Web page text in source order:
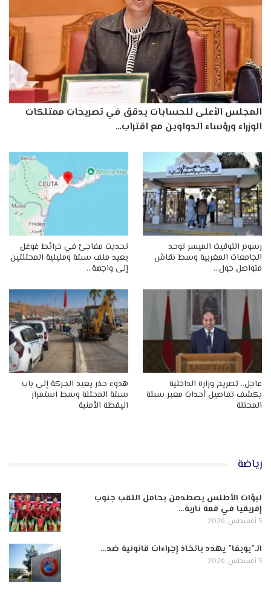
المجلس الأعلى للحسابات يدقق في تصريحات ممتلكات
الوزراء ورؤساء الدواوين مع اقتراب…
رسوم التوقيت الميسر توحد
الجامعات المغربية وسط نقاش
متواصل حول…
تحديث مفاجئ في خرائط غوغل
يعيد ملف سبتة ومليلية المحتلتين
إلى واجهة…
عاجل.. تصريح وزارة الداخلية
يكشف تفاصيل أحداث معبر سبتة
المحتلة
هدوء حذر يعيد الحركة إلى باب
سبتة المحتلة وسط استمرار
اليقظة الأمنية
رياضة
لبؤات الأطلس يصطدمن بحامل اللقب جنوب
إفريقيا في قمة نارية…
5 أغسطس, 2026
الـ”يويفا” يهدد باتخاذ إجراءات قانونية ضد…
3 أغسطس, 2026